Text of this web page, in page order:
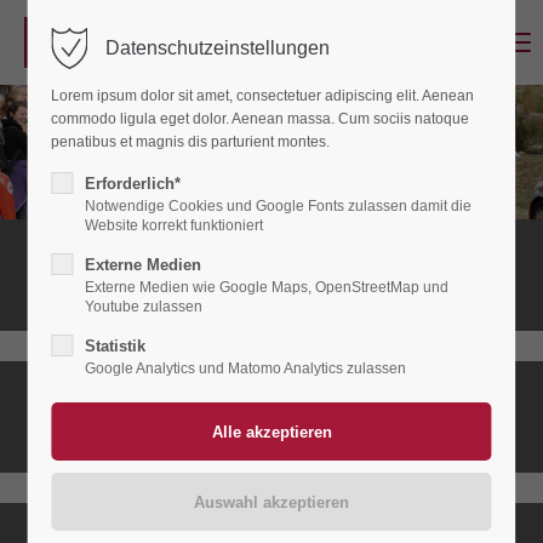
Login
Benutzername
Passwort
Anmelden
Register|Lost your password?
Support
Lorem ipsum dolor sit amet:
Stationäres
Hospiz
Ambulanter
Datenschutzeinstellungen
Lorem ipsum dolor sit amet, consectetuer adipiscing elit. Aenean
commodo ligula eget dolor. Aenean massa. Cum sociis natoque
penatibus et magnis dis parturient montes.
Erforderlich*
Notwendige Cookies und Google Fonts zulassen damit die
Website korrekt funktioniert
Externe Medien
Externe Medien wie Google Maps, OpenStreetMap und
Youtube zulassen
Statistik
Google Analytics und Matomo Analytics zulassen